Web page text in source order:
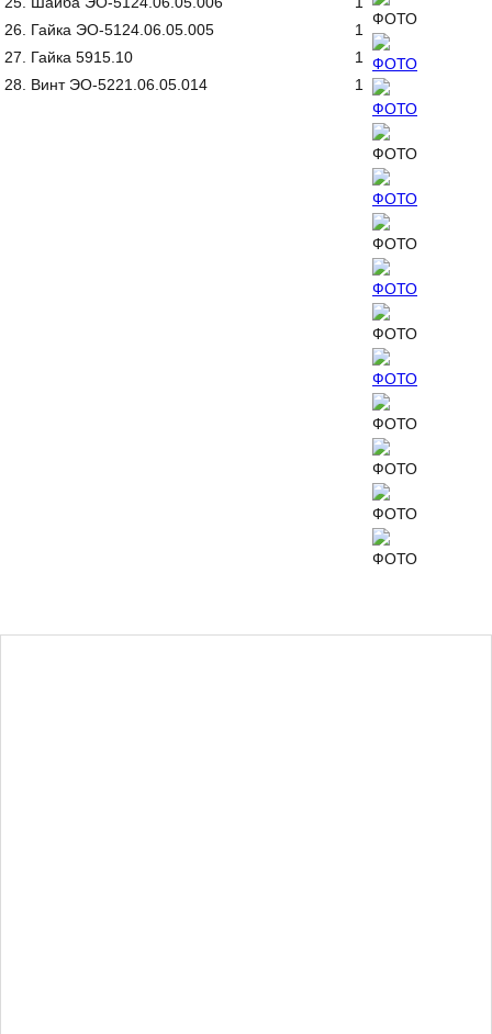
26. Гайка ЭО-5124.06.05.005
27. Гайка 5915.10
28. Винт ЭО-5221.06.05.014
1
1
1